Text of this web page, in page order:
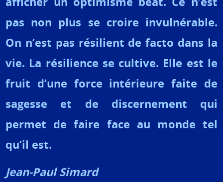
pas non plus se croire invulnérable.
On n’est pas résilient de facto dans la
vie. La résilience se cultive. Elle est le
fruit d’une force intérieure faite de
sagesse et de discernement qui
permet de faire face au monde tel
qu’il est.
Jean-Paul Simard